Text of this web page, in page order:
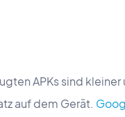
APKs sind
auf dem Gerät.